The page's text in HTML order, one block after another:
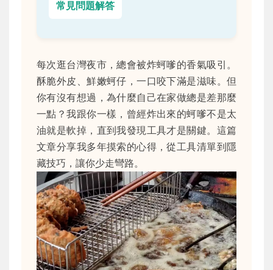
常見問題解答
每次逛台灣夜市，總會被炸蚵嗲的香氣吸引。
酥脆外皮、鮮嫩蚵仔，一口咬下滿是滋味。但
你有沒有想過，為什麼自己在家做總是差那麼
一點？我跟你一樣，曾經炸出來的蚵嗲不是太
油就是軟掉，直到我發現工具才是關鍵。這篇
文章分享我多年摸索的心得，從工具清單到隱
藏技巧，讓你少走彎路。